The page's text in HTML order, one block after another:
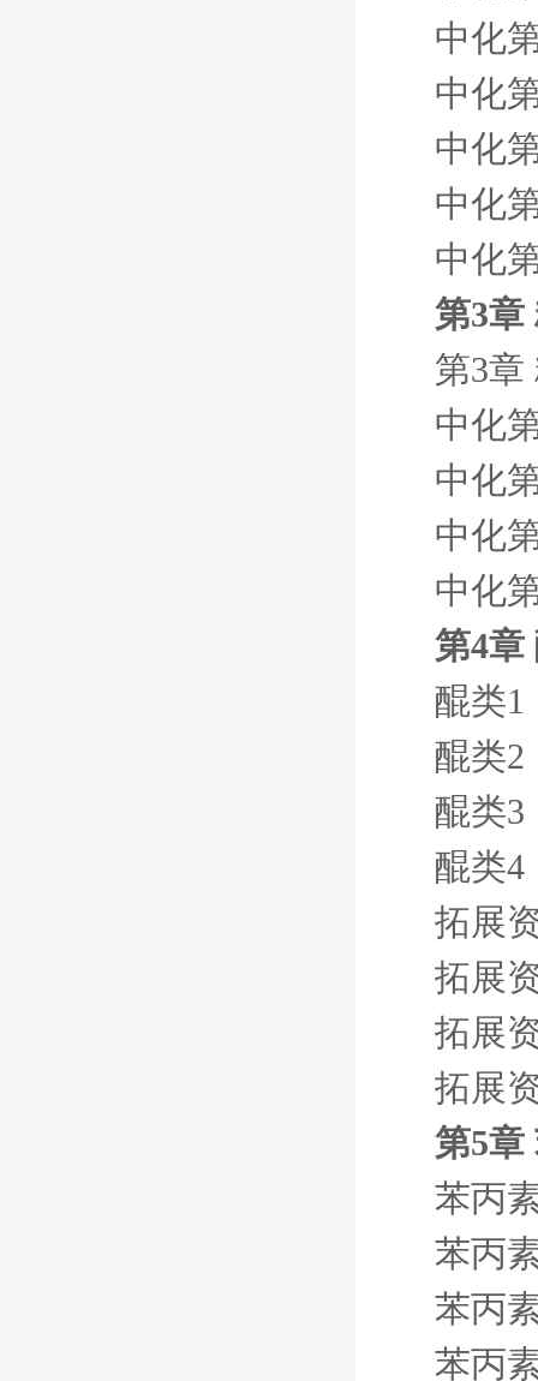
中化
中化
中化
中化
中化
第3章
第3章
中化
中化
中化
中化
第4章
醌类1
醌类2
醌类3
醌类4
拓展
拓展
拓展
拓展
第5章
苯丙
苯丙
苯丙
苯丙